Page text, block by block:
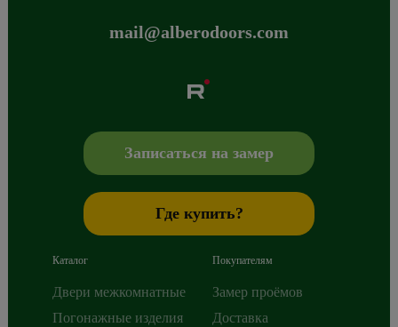
mail@alberodoors.com
+7 800 765 43 42,mail@alberodoors.com
Записаться на замер
Где купить?
Каталог
Двери межкомнатные
Погонажные изделия
Покупателям
Замер проёмов
Доставка